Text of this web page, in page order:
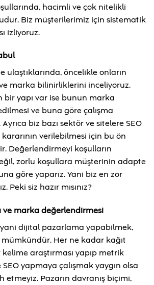
hacimli ve çok nitelikli
Biz müşterilerimiz için sistematik
izliyoruz.
ulaştıklarında, öncelikle onların
marka bilinirliklerini inceliyoruz.
bir yapı var ise bunun marka
ve buna göre çalışma
biz bazı sektör ve sitelere SEO
verilebilmesi için bu ön
Değerlendirmeyi koşulların
zorlu koşullara müşterinin adapte
göre yaparız. Yani biz en zor
Peki siz hazır mısınız?
ve marka değerlendirmesi
yani dijital pazarlama yapabilmek,
mümkündür. Her ne kadar kağıt
araştırması yapıp metrik
yapmaya çalışmak yaygın olsa
etmeyiz. Pazarın davranış biçimi,